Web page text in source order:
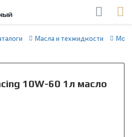
Масла и техжидкости
10W-60 1л масло